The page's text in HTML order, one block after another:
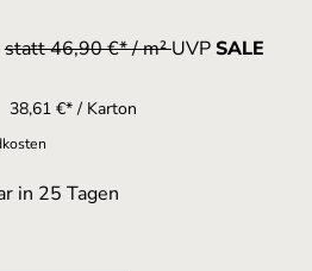
statt 46,90 €* / m²UVPSALE
38,61 €* / Karton
in 25 Tagen